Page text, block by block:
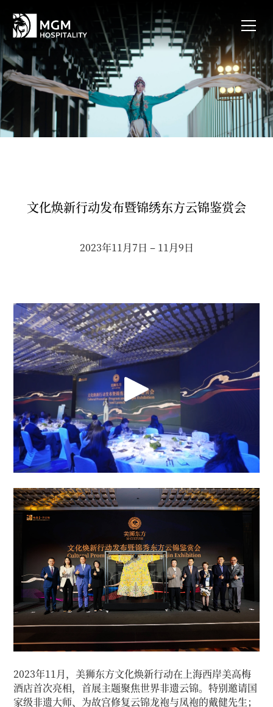
文化焕新行动发布暨锦绣东方云锦鉴赏会
2023年11月7日 – 11月9日
2023年11月，美狮东方文化焕新行动在上海西岸美高梅
酒店首次亮相，首展主题聚焦世界非遗云锦。特别邀请国
家级非遗大师、为故宫修复云锦龙袍与凤袍的戴健先生；